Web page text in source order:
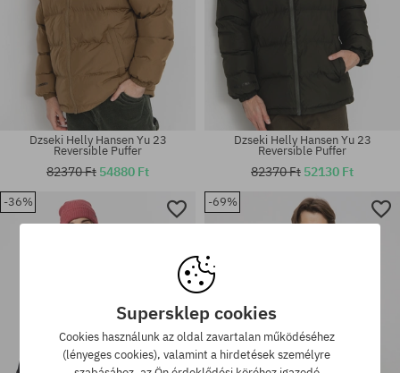
Elérhető méretek:
M; L; XL
Elérhető méretek:
M; L
Dzseki Helly Hansen Yu 23
Reversible Puffer
82370 Ft 54880 Ft
Dzseki Helly Hansen Yu 23
Reversible Puffer
82370 Ft 52130 Ft
-36% -69%
Supersklep cookies
Cookies használunk az oldal zavartalan működéséhez
(lényeges cookies), valamint a hirdetések személyre